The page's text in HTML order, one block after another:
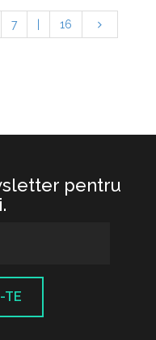
7 16
pentru
TE